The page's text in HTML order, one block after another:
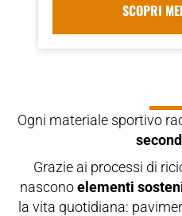
SCOPRI
Ogni materiale sportivo
Grazie ai processi di
nasconoelementi
la vita quotidiana: